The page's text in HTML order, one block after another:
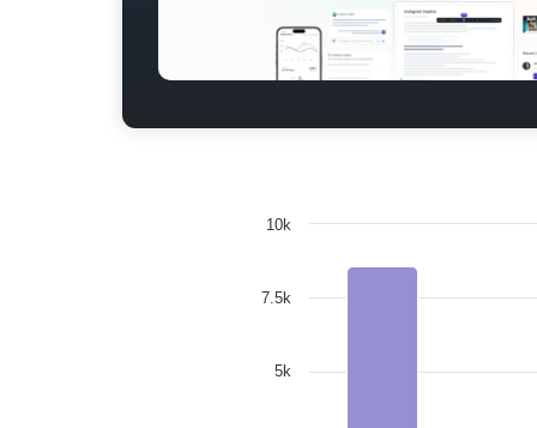
5k
7.5k
10k